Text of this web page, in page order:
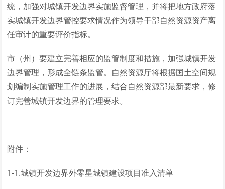
统，加强对城镇开发边界实施监督管理，并将把地方政府落
实城镇开发边界管控要求情况作为领导干部自然资源资产离
任审计的重要评价指标。
市（州）要建立完善相应的监管制度和措施，加强城镇开发
边界管理，形成全链条监管。自然资源厅将根据国土空间规
划编制实施管理工作的进展，结合自然资源部最新要求，修
订完善城镇开发边界的管理要求。
附件：
1-1.城镇开发边界外零星城镇建设项目准入清单